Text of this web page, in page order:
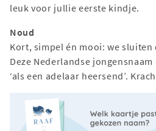
leuk voor jullie eerste kindje.
Noud
Kort, simpel én mooi: we
Deze Nederlandse
‘als een adelaar heersend’.